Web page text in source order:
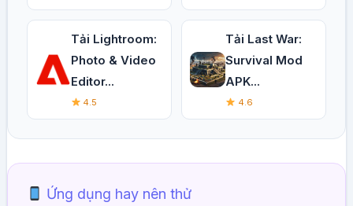
Tải Lightroom:
Photo & Video
Editor...
4.5
Tải Last War:
Survival Mod
APK...
4.6
Ứng dụng hay nên thử